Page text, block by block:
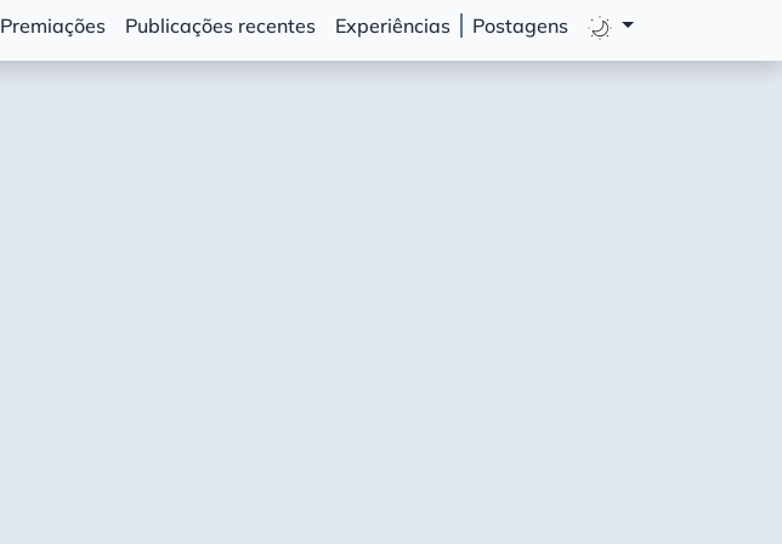
Premiações Publicações recentes Experiências Postagens